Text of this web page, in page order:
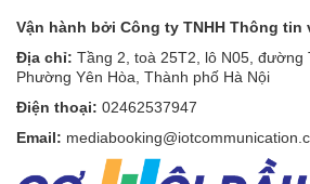
Vận hành bởi Công ty TNHH Thông tin
Địa chỉ: Tầng 2, toà 25T2, lô N05, đường
Phường Yên Hòa, Thành phố Hà Nội
Điện thoại: 02462537947
Email: